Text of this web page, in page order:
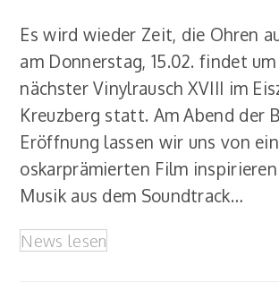
Es wird wieder Zeit, die Ohren
am Donnerstag, 15.02. findet um
nächster Vinylrausch XVIII im
Kreuzberg statt. Am Abend der
Eröffnung lassen wir uns von
oskarprämierten Film
Musik aus dem Soundtrack…
News lesen